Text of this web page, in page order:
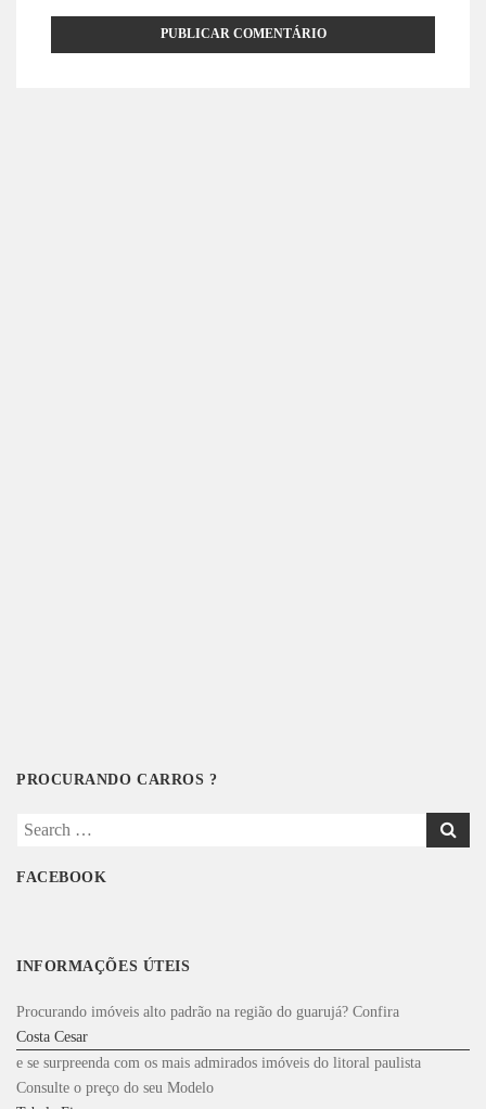
PROCURANDO CARROS ?
Search
FACEBOOK
INFORMAÇÕES ÚTEIS
Procurando imóveis alto padrão na região do guarujá? Confira
Costa Cesar
e se surpreenda com os mais admirados imóveis do litoral paulista
Consulte o preço do seu Modelo